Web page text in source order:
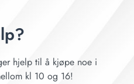
hjelp til å kjøpe noe i
kl 10 og 16!